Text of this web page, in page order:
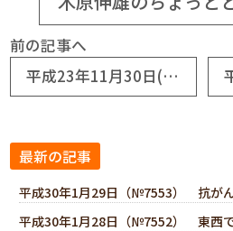
前の記事へ
平成23年11月30日(No5459) 卒業記念トイレ磨き10周年
最新の記事
平成30年1月29日（№7553） 抗が
平成30年1月28日（№7552） 東西